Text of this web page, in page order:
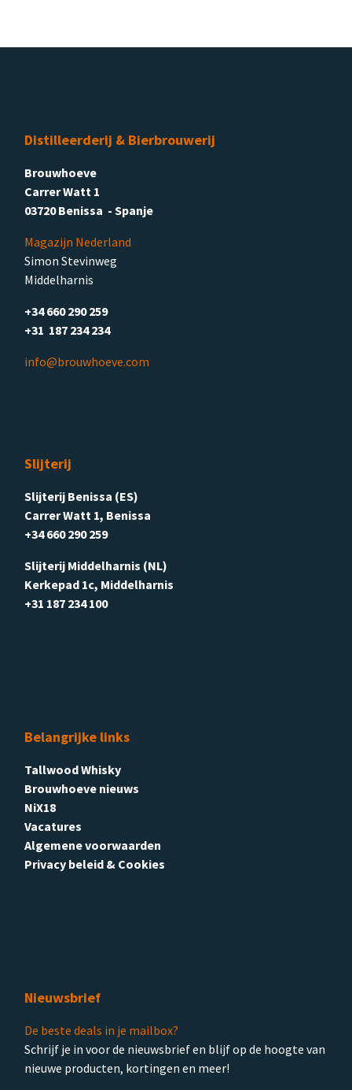
Distilleerderij & Bierbrouwerij
Brouwhoeve
Carrer Watt 1
03720 Benissa - Spanje
Magazijn Nederland
Simon Stevinweg
Middelharnis
+34 660 290 259
+31 187 234 234
info@brouwhoeve.com
Slijterij
Slijterij Benissa (ES)
Carrer Watt 1, Benissa
+34 660 290 259
Slijterij Middelharnis (NL)
Kerkepad 1c, Middelharnis
+31 187 234 100
Belangrijke links
Tallwood Whisky
Brouwhoeve nieuws
NiX18
Vacatures
Algemene voorwaarden
Privacy beleid & Cookies
Nieuwsbrief
De beste deals in je mailbox?
Schrijf je in voor de nieuwsbrief en blijf op de hoogte van
nieuwe producten, kortingen en meer!